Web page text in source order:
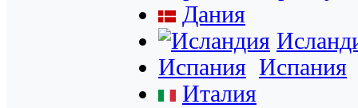
Дания
Испания Испания
Италия